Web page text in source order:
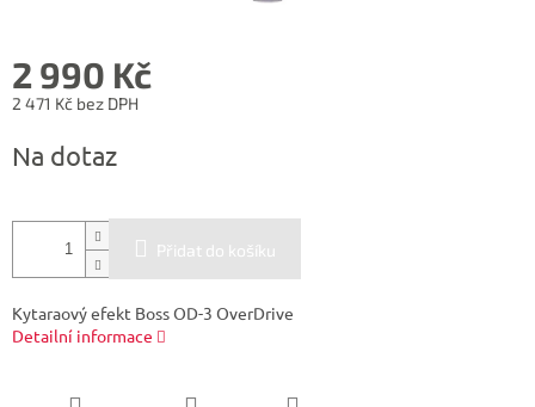
2 990 Kč
2 471 Kč bez DPH
cena:
Na dotaz
Přidat do košíku
Kytaraový efekt Boss OD-3 OverDrive
Detailní informace